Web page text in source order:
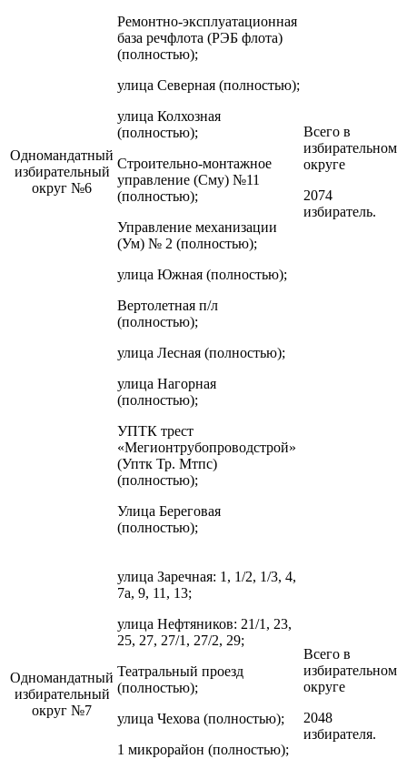
Одномандатный
избирательный
округ №6
Ремонтно-эксплуатационная
база речфлота (РЭБ флота)
(полностью);
улица Северная (полностью);
улица Колхозная
(полностью);
Строительно-монтажное
управление (Сму) №11
(полностью);
Управление механизации
(Ум) № 2 (полностью);
улица Южная (полностью);
Вертолетная п/л
(полностью);
улица Лесная (полностью);
улица Нагорная
(полностью);
УПТК трест
«Мегионтрубопроводстрой»
(Уптк Тр. Мтпс)
(полностью);
Улица Береговая
(полностью);
Всего в
избирательном
округе
2074
избиратель.
Одномандатный
избирательный
округ №7
улица Заречная: 1, 1/2, 1/3, 4,
7а, 9, 11, 13;
улица Нефтяников: 21/1, 23,
25, 27, 27/1, 27/2, 29;
Театральный проезд
(полностью);
улица Чехова (полностью);
1 микрорайон (полностью);
Всего в
избирательном
округе
2048
избирателя.